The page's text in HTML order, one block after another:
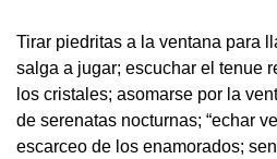
Tirar piedritas a la ventana para
salga a jugar; escuchar el tenue
los cristales; asomarse por la
de serenatas nocturnas; “echar
escarceo de los enamorados;